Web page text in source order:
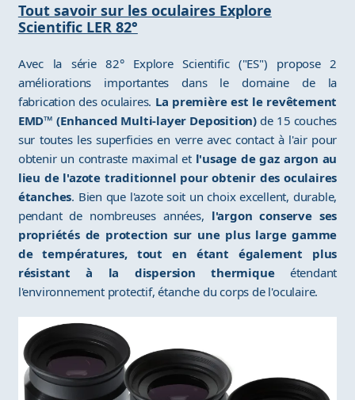
Tout savoir sur les oculaires Explore
Scientific LER 82°
Avec la série 82° Explore Scientific ("ES") propose 2
améliorations importantes dans le domaine de la
fabrication des oculaires. La première est le revêtement
EMD™ (Enhanced Multi-layer Deposition) de 15 couches
sur toutes les superficies en verre avec contact à l'air pour
obtenir un contraste maximal et l'usage de gaz argon au
lieu de l'azote traditionnel pour obtenir des oculaires
étanches. Bien que l'azote soit un choix excellent, durable,
pendant de nombreuses années, l'argon conserve ses
propriétés de protection sur une plus large gamme
de températures, tout en étant également plus
résistant à la dispersion thermiqueétendant
l'environnement protectif, étanche du corps de l'oculaire.